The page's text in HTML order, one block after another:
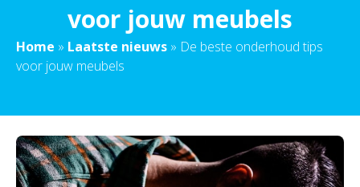
voor jouw meubels
Home » Laatste nieuws » De beste onderhoud tips
voor jouw meubels